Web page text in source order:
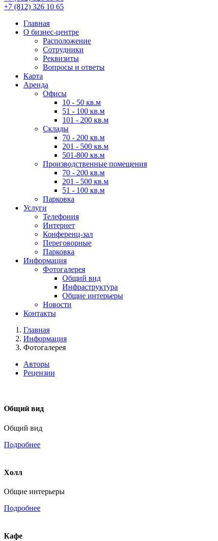
+7 (812) 326 10 65
Главная
О бизнес-центре
Расположение
Сотрудники
Реквизиты
Вопросы и ответы
Карта
Аренда
Офисы
10 - 50 кв.м
51 - 100 кв.м
101 - 200 кв.м
Склады
70 - 200 кв.м
201 - 500 кв.м
501-800 кв.м
Производственные помещения
70 - 200 кв.м
201 - 500 кв.м
51 - 100 кв.м
Парковка
Услуги
Телефония
Интернет
Конференц-зал
Переговорные
Парковка
Информация
Фотогалерея
Общий вид
Инфраструктура
Общие интерьеры
Новости
Контакты
Главная
Информация
Фотогалерея
Авторы
Рецензии
Общий вид
Общий вид
Подробнее
Холл
Общие интерьеры
Подробнее
Кафе